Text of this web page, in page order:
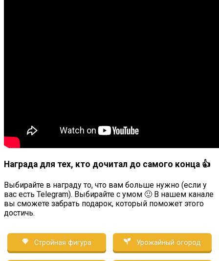
Награда для тех, кто дочитал до самого конца 👍
Выбирайте в награду то, что вам больше нужно (если у
вас есть Telegram). Выбирайте с умом 🙂 В нашем канале
вы сможете забрать подарок, который поможет этого
достичь.
Стройная фигура Урожайный огород